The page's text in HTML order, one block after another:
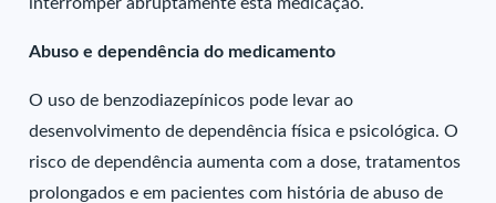
Abuso e dependência do medicamento
O uso de benzodiazepínicos pode levar ao
desenvolvimento de dependência física e psicológica. O
risco de dependência aumenta com a dose, tratamentos
prolongados e em pacientes com história de abuso de